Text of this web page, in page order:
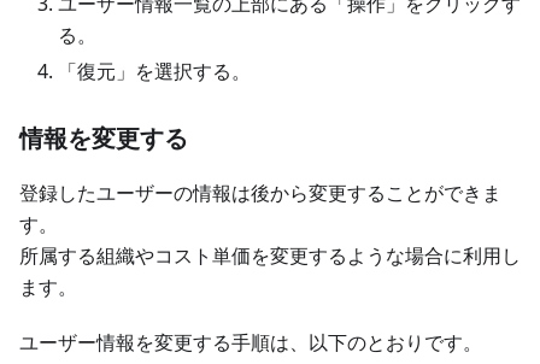
る。
「復元」を選択する。
情報を変更する
登録したユーザーの情報は後から変更することができま
す。
所属する組織やコスト単価を変更するような場合に利用し
ます。
ユーザー情報を変更する手順は、以下のとおりです。